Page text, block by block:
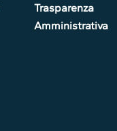
Trasparenza
Amministrativa